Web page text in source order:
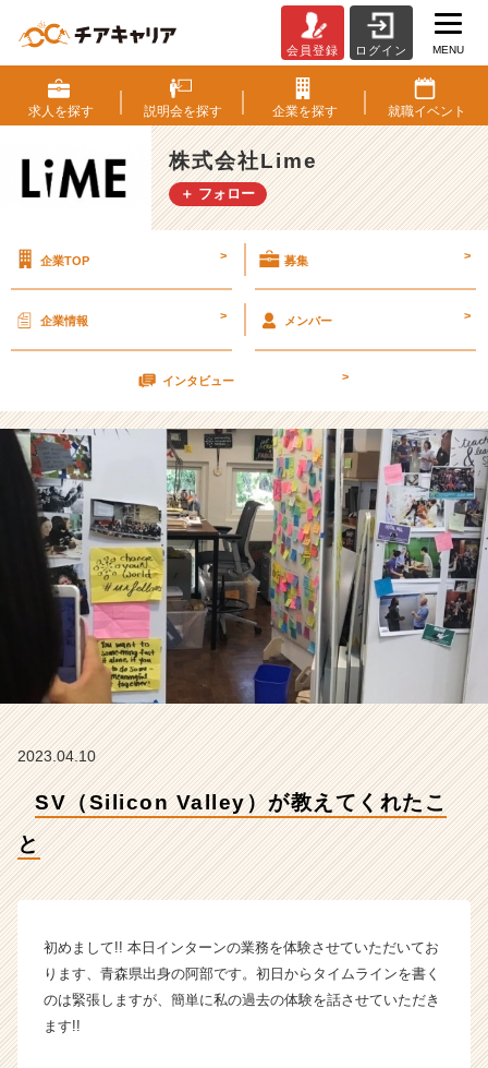
V
（S
i
l
i
c
a
e
y）
教
え
て
く
れ
た
こ
と
【株
式
会
L
の
タ
|
ベ
ン
会員登録 ログイン MENU
求人を探す 説明会を探す 企業を探す 就職イベント
株式会社Lime
＋ フォロー
企業TOP > 募集 >
企業情報 > メンバー >
インタビュー >
2023.04.10
SV（Silicon Valley）が教えてくれたこ
と
初めまして!! 本日インターンの業務を体験させていただいてお
ります、青森県出身の阿部です。初日からタイムラインを書く
のは緊張しますが、簡単に私の過去の体験を話させていただき
ます!!